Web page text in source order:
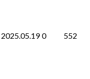
2025.05.19 0 552